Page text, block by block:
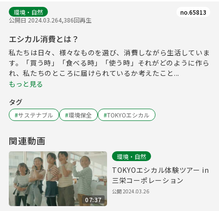
環境・自然
公開日 2024.03.264,386回再生
no.65813
エシカル消費とは？
私たちは日々、様々なものを選び、消費しながら生活していま
す。「買う時」「食べる時」「使う時」それがどのように作ら
れ、私たちのところに届けられているか考えたこと...
もっと見る
タグ
#サステナブル #環境保全 #TOKYOエシカル
関連動画
07:37
環境・自然
TOKYOエシカル体験ツアー in
三栄コーポレーション
公開2024.03.26